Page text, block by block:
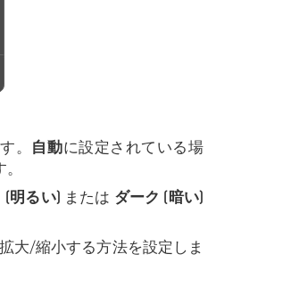
。 自動に設定されている場
(明るい) または ダーク (暗い)
大/縮小する方法を設定しま